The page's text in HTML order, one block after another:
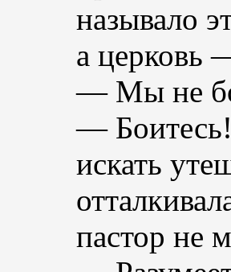
называло
а церковь
— Мы не
— Боитесь!
искать
пастор не